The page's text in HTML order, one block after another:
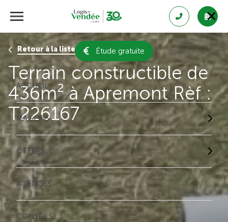
Étude gratuite
ACCUEIL
MAISONS
OFFRES
AGENCES
CONSEILS
Retour à la liste des résultats
Terrain constructible de
436m² à Apremont Rèf :
T226167